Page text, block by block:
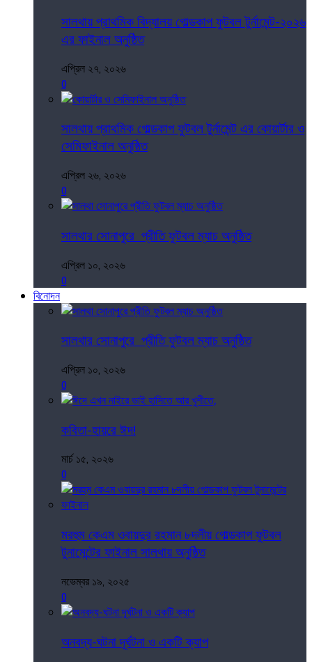
সালথায় প্রাথমিক বিদ্যালয় গোল্ডকাপ ফুটবল টুর্নামেন্ট-২০২৬
এর ফাইনাল অনুষ্ঠিত
এপ্রিল ২৭, ২০২৬
0
সালথায় প্রাথমিক গোল্ডকাপ ফুটবল টুর্নামেন্ট এর কোয়ার্টার ও
সেমিফাইনাল অনুষ্ঠিত
এপ্রিল ২৬, ২০২৬
0
সালথার সোনাপুরে প্রীতি ফুটবল ম্যাচ অনুষ্ঠিত
এপ্রিল ১০, ২০২৬
0
বিনোদন
সালথার সোনাপুরে প্রীতি ফুটবল ম্যাচ অনুষ্ঠিত
এপ্রিল ১০, ২০২৬
0
কবিতা-হায়রে ঈদ!
মার্চ ১৫, ২০২৬
0
মরহুম কেএম ওবায়দুর রহমান ৮দলীয় গোল্ডকাপ ফুটবল
টুনামেন্টের ফাইনাল সালথায় অনুষ্ঠিত
নভেম্বর ১৯, ২০২৫
0
অনবদ্য-ঘটনা দূর্ঘটনা ও একটি ক্যাপ